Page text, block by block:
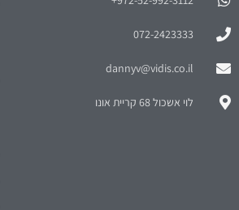
072-2423333
dannyv@vidis.co.il
לוי אשכול 68 קריית אונו